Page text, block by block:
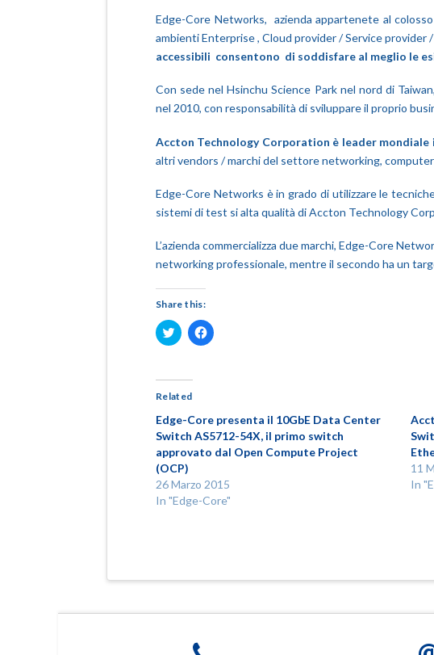
Edge-Core Networks, azienda appartenete al
ambienti Enterprise , Cloud provider / Service provider
accessibili consentono di soddisfare al meglio le
Con sede nel Hsinchu Science Park nel nord di Taiwan,
nel 2010, con responsabilità di sviluppare il proprio
Accton Technology Corporation è leader
altri vendors / marchi del settore networking,
Edge-Core Networks è in grado di utilizzare le
sistemi di test si alta qualità di Accton Technology
L’azienda commercializza due marchi, Edge-Core
networking professionale, mentre il secondo ha un
Share this:
Fai
clic
su
Twitter
(Si
apre
in
una
nuova
finestra)
Fai
clic
una
nuova
finestra)
Related
Edge-Core presenta il 10GbE Data Center
Switch AS5712-54X, il primo switch
approvato dal Open Compute Project
(OCP)
26 Marzo 2015
In "Edge-Core"
11
In